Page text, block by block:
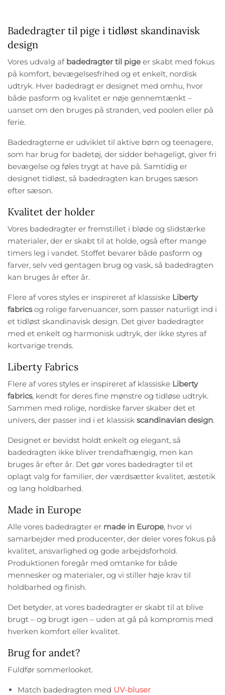
Badedragter til pige i tidløst skandinavisk
design
Vores udvalg af badedragter til pige er skabt med fokus
på komfort, bevægelsesfrihed og et enkelt, nordisk
udtryk. Hver badedragt er designet med omhu, hvor
både pasform og kvalitet er nøje gennemtænkt –
uanset om den bruges på stranden, ved poolen eller på
ferie.
Badedragterne er udviklet til aktive børn og teenagere,
som har brug for badetøj, der sidder behageligt, giver fri
bevægelse og føles trygt at have på. Samtidig er
designet tidløst, så badedragten kan bruges sæson
efter sæson.
Kvalitet der holder
Vores badedragter er fremstillet i bløde og slidstærke
materialer, der er skabt til at holde, også efter mange
timers leg i vandet. Stoffet bevarer både pasform og
farver, selv ved gentagen brug og vask, så badedragten
kan bruges år efter år.
Flere af vores styles er inspireret af klassiske Liberty
fabricsog rolige farvenuancer, som passer naturligt ind i
et tidløst skandinavisk design. Det giver badedragter
med et enkelt og harmonisk udtryk, der ikke styres af
kortvarige trends.
Liberty Fabrics
Flere af vores styles er inspireret af klassiske Liberty
fabrics, kendt for deres fine mønstre og tidløse udtryk.
Sammen med rolige, nordiske farver skaber det et
univers, der passer ind i et klassiskscandinavian design.
Designet er bevidst holdt enkelt og elegant, så
badedragten ikke bliver trendafhængig, men kan
bruges år efter år. Det gør vores badedragter til et
oplagt valg for familier, der værdsætter kvalitet, æstetik
og lang holdbarhed.
Made in Europe
Alle vores badedragter er made in Europe, hvor vi
samarbejder med producenter, der deler vores fokus på
kvalitet, ansvarlighed og gode arbejdsforhold.
Produktionen foregår med omtanke for både
mennesker og materialer, og vi stiller høje krav til
holdbarhed og finish.
Det betyder, at vores badedragter er skabt til at blive
brugt – og brugt igen – uden at gå på kompromis med
hverken komfort eller kvalitet.
Brug for andet?
Fuldfør sommerlooket.
Match badedragten med UV-bluser